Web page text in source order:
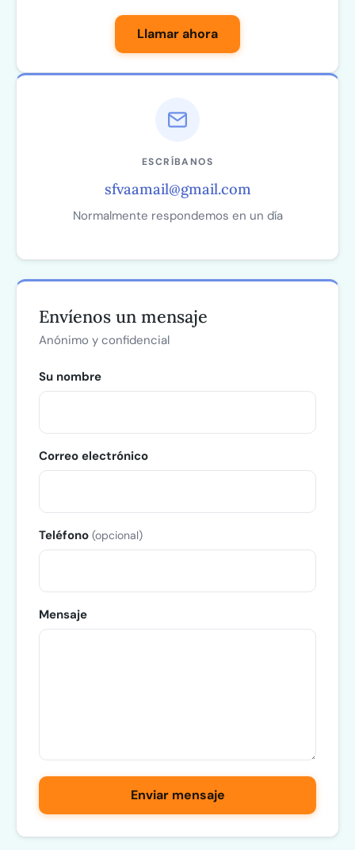
Llamar ahora
ESCRÍBANOS
sfvaamail@gmail.com
Normalmente respondemos en un día
Envíenos un mensaje
Anónimo y confidencial
Su nombre
Correo electrónico
Teléfono (opcional)
Mensaje
Enviar mensaje